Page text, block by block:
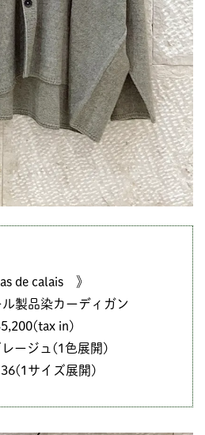
de calais 》
製品染カーディガン
in)
ージュ(1色展開)
サイズ展開)